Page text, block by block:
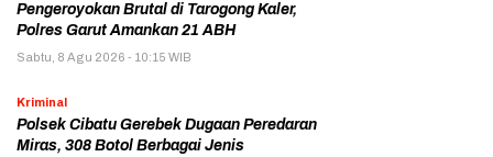
Pengeroyokan Brutal di Tarogong Kaler,
Polres Garut Amankan 21 ABH
Sabtu, 8 Agu 2026 - 10:15 WIB
Kriminal
Polsek Cibatu Gerebek Dugaan Peredaran
Miras, 308 Botol Berbagai Jenis